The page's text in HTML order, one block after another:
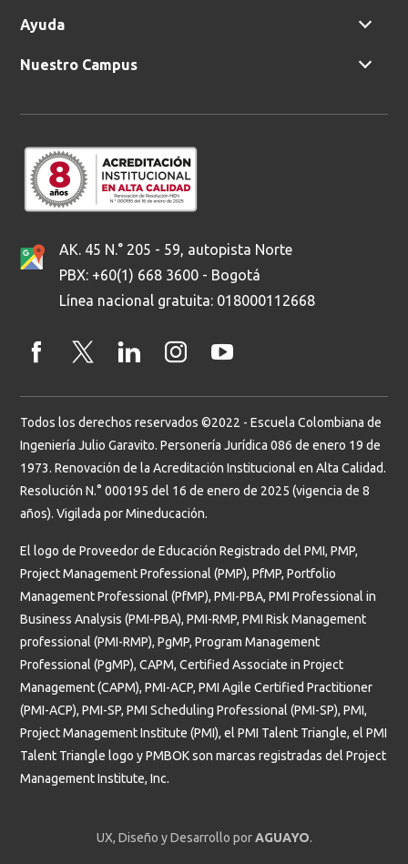
Ayuda
Nuestro Campus
AK. 45 N.° 205 - 59, autopista Norte
PBX: +60(1) 668 3600 - Bogotá
Línea nacional gratuita: 018000112668
Todos los derechos reservados ©2022 - Escuela Colombiana de
Ingeniería Julio Garavito. Personería Jurídica 086 de enero 19 de
1973. Renovación de la Acreditación Institucional en Alta Calidad.
Resolución N.° 000195 del 16 de enero de 2025 (vigencia de 8
años). Vigilada por Mineducación.
El logo de Proveedor de Educación Registrado del PMI, PMP,
Project Management Professional (PMP), PfMP, Portfolio
Management Professional (PfMP), PMI-PBA, PMI Professional in
Business Analysis (PMI-PBA), PMI-RMP, PMI Risk Management
professional (PMI-RMP), PgMP, Program Management
Professional (PgMP), CAPM, Certified Associate in Project
Management (CAPM), PMI-ACP, PMI Agile Certified Practitioner
(PMI-ACP), PMI-SP, PMI Scheduling Professional (PMI-SP), PMI,
Project Management Institute (PMI), el PMI Talent Triangle, el PMI
Talent Triangle logo y PMBOK son marcas registradas del Project
Management Institute, Inc.
UX, Diseño y Desarrollo porAGUAYO.